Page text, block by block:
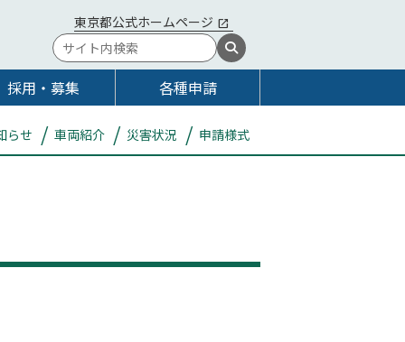
東京都公式ホームページ
採用・募集 各種申請
らせ 車両紹介 災害状況 申請様式